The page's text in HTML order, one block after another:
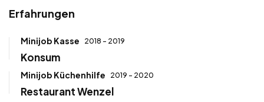
Erfahrungen
Minijob Kasse 2018 - 2019
Konsum
Minijob Küchenhilfe 2019 - 2020
Restaurant Wenzel